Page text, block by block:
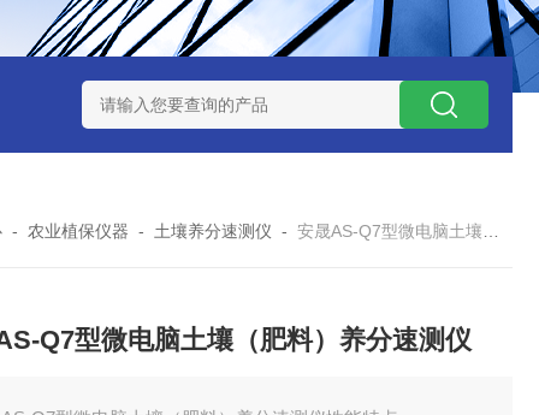
温实验用热失重马弗炉 实验室小型高温马弗炉 陶瓷纤维
- 农业植保仪器 - 土壤养分速测仪 -安晟AS-Q7型微电脑土壤（肥料）养分速测仪
Q7型微电脑土壤（肥料）养分速测仪